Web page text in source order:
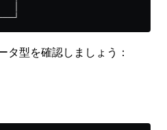
│
タ型を確認しましょう：